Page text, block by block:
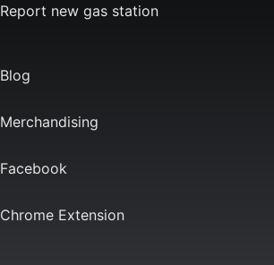
Report new gas station
Blog
Merchandising
Facebook
Chrome Extension